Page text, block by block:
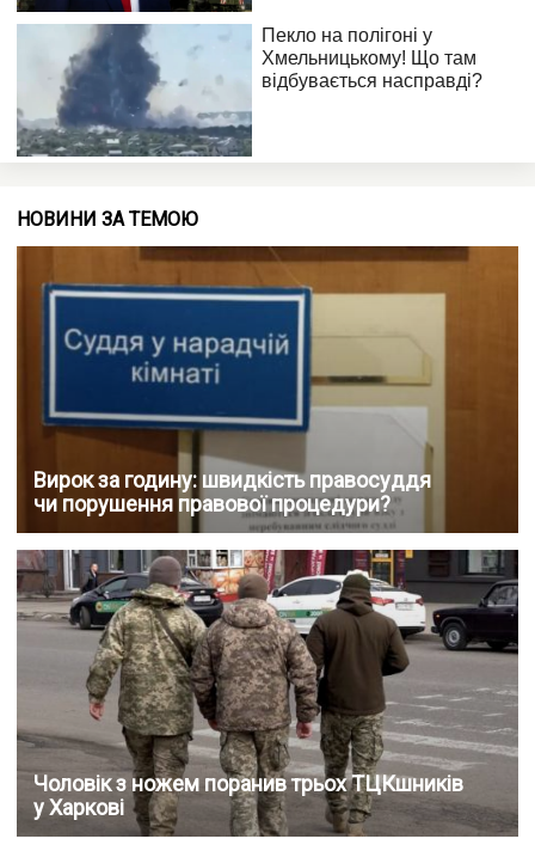
НОВИНИ ЗА ТЕМОЮ
Вирок за годину: швидкість правосуддя
чи порушення правової процедури?
Чоловік з ножем поранив трьох ТЦКшників
у Харкові